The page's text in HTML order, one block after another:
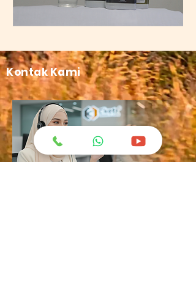
Kontak Kami